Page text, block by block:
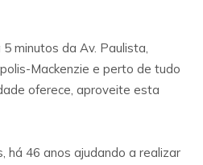
minutos da Av. Paulista,
Mackenzie e perto de tudo
oferece, aproveite esta
há 46 anos ajudando a realizar